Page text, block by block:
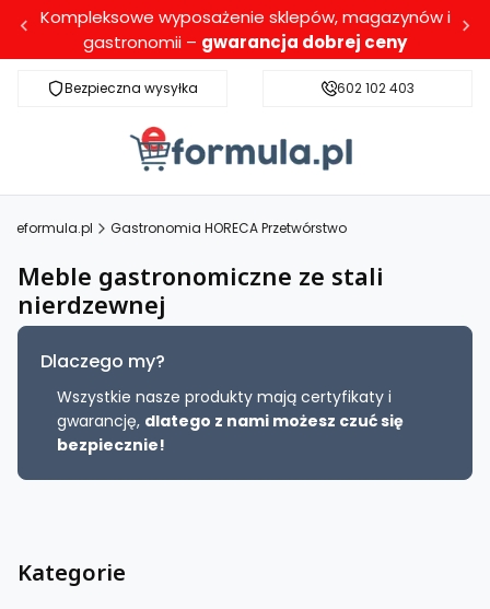
Kompleksowe wyposażenie sklepów, magazynów i
gastronomii – gwarancja dobrej ceny
Bezpieczna wysyłkaDarmowa dostawa dla wybranych
602 102 403
eformula.pl Gastronomia HORECA Przetwórstwo
Meble gastronomiczne ze stali
nierdzewnej
Dlaczego my?
Wszystkie nasze produkty mają certyfikaty i
gwarancję, dlatego z nami możesz czuć się
bezpiecznie!
Kategorie